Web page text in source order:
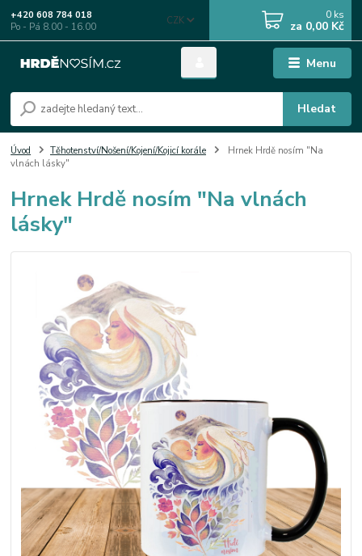
Menu
CZK
Hledat
+420 608 784 018
Po - Pá 8.00 - 16.00
0 ks
za 0,00 Kč
Úvod Těhotenství/Nošení/Kojení/Kojicí korále
Hrnek Hrdě nosím "Na
vlnách lásky"
Hrnek Hrdě nosím "Na vlnách
lásky"